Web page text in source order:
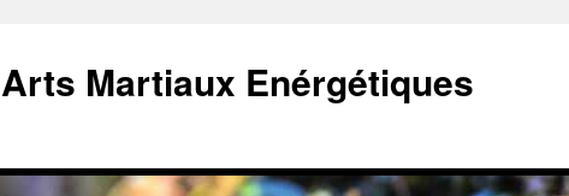
Martiaux Enérgétiques